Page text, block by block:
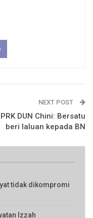
NEXT POST
PRK DUN Chini: Bersatu
beri laluan kepada BN
tidak dikompromi
Izzah